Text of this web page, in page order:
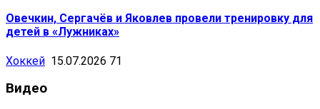
Овечкин, Сергачёв и Яковлев провели тренировку для
детей в «Лужниках»
Хоккей 15.07.2026 71
Видео